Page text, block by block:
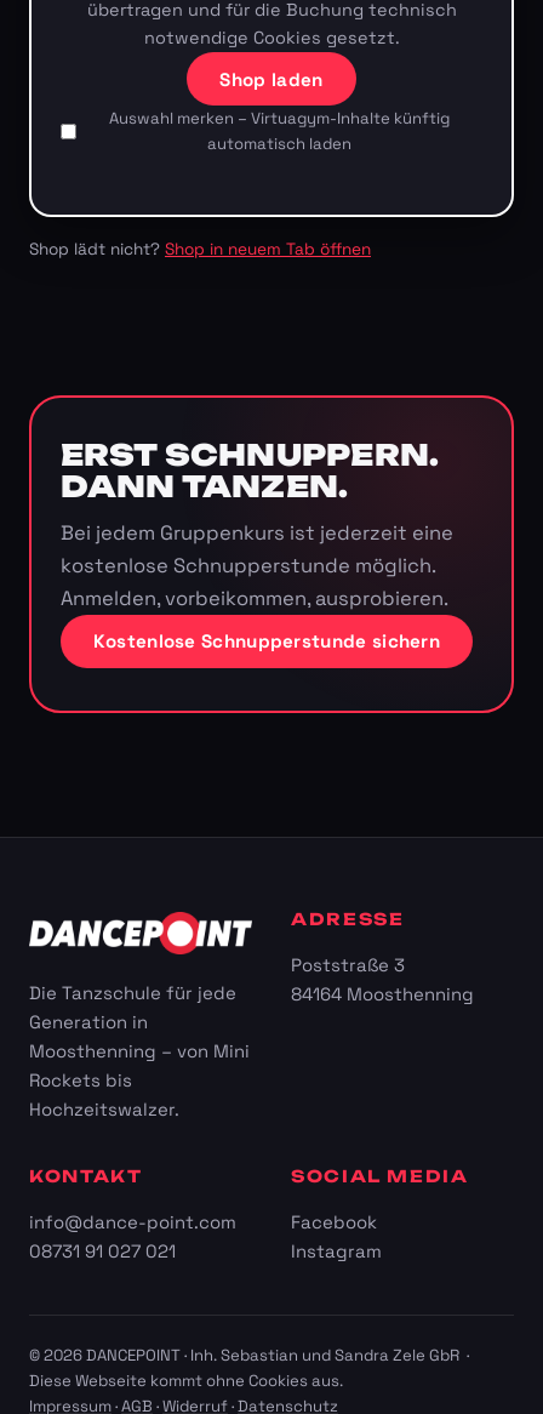
übertragen und für die Buchung technisch
notwendige Cookies gesetzt.
Shop laden
Auswahl merken – Virtuagym-Inhalte künftig
automatisch laden
Shop lädt nicht? Shop in neuem Tab öffnen
ERST SCHNUPPERN.
DANN TANZEN.
Bei jedem Gruppenkurs ist jederzeit eine
kostenlose Schnupperstunde möglich.
Anmelden, vorbeikommen, ausprobieren.
Kostenlose Schnupperstunde sichern
Die Tanzschule für jede
Generation in
Moosthenning – von Mini
Rockets bis
Hochzeitswalzer.
ADRESSE
Poststraße 3
84164 Moosthenning
KONTAKT
info@dance-point.com
08731 91 027 021
SOCIAL MEDIA
Facebook
Instagram
© 2026 DANCEPOINT · Inh. Sebastian und Sandra Zele GbR ·
Diese Webseite kommt ohne Cookies aus.
Impressum·AGB ·Widerruf·Datenschutz